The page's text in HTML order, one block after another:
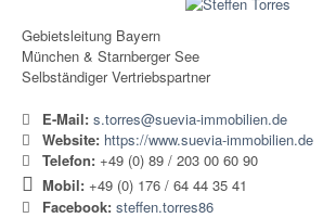
Gebietsleitung Bayern
München & Starnberger See
Selbständiger Vertriebspartner
E-Mail: s.torres@suevia-immobilien.de
Website: https://www.suevia-immobilien.de
Telefon: +49 (0) 89 / 203 00 60 90
Mobil: +49 (0) 176 / 64 44 35 41
Facebook: steffen.torres86